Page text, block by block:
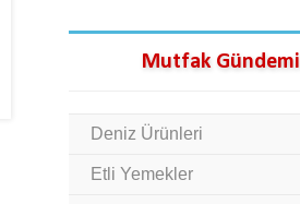
Mutfak Gündemi
Deniz Ürünleri
Etli Yemekler